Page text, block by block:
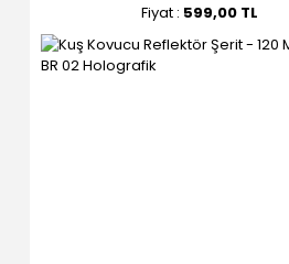
Fiyat : 599,00 TL